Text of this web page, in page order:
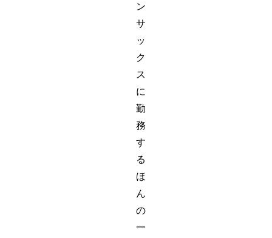
ン
サ
ッ
ク
ス
に
勤
務
す
る
ほ
ん
の
一